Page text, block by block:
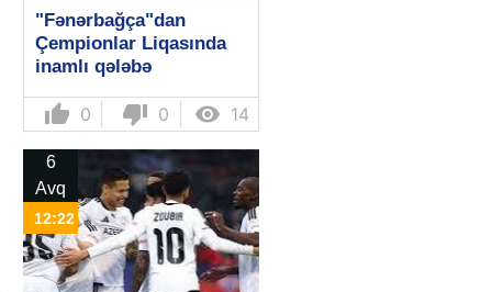
"Fənərbağça"dan
Çempionlar Liqasında
inamlı qələbə
thumb_up 0 thumb_down 0  14
6
Avq
12:22